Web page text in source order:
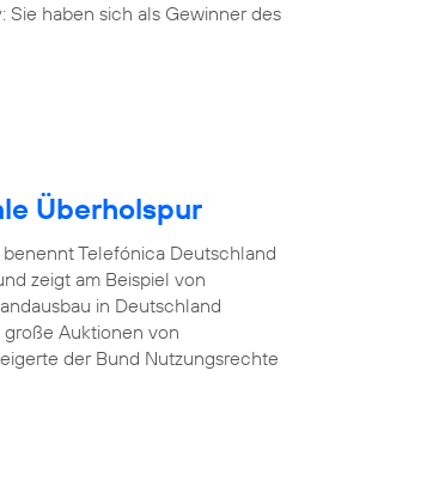
Sie haben sich als Gewinner des
Überholspur
Telefónica Deutschland
zeigt am Beispiel von
in Deutschland
Auktionen von
der Bund Nutzungsrechte